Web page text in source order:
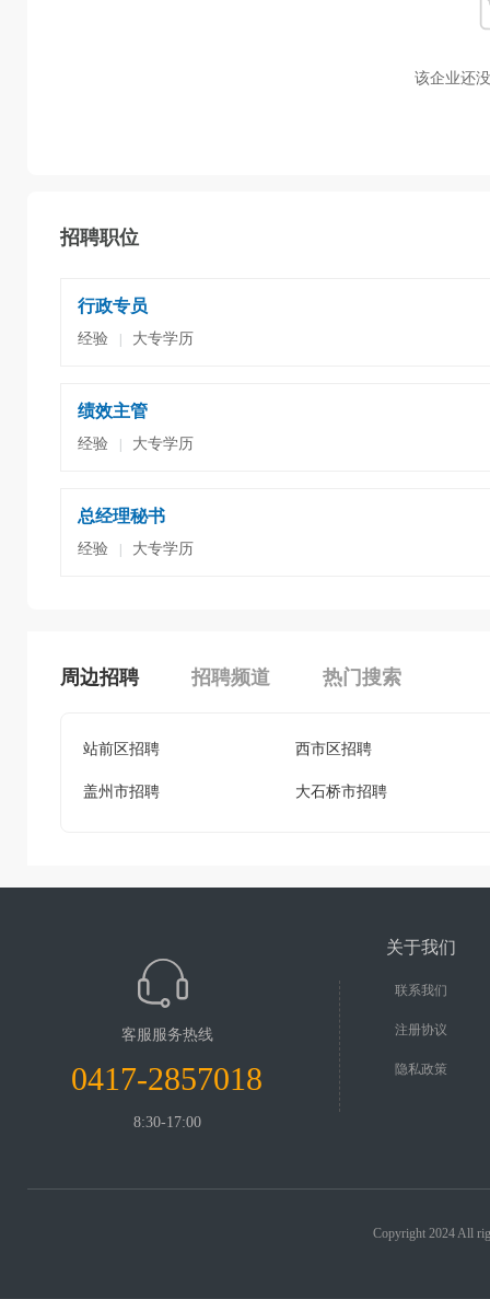
该企业还
招聘职位
行政专员
经验 大专学历
绩效主管
经验 大专学历
总经理秘书
经验 大专学历
周边招聘 招聘频道 热门搜索
站前区招聘 西市区招聘
盖州市招聘 大石桥市招聘
客服服务热线
0417-2857018
8:30-17:00
关于我们
联系我们
注册协议
隐私政策
Copyright 2024 All